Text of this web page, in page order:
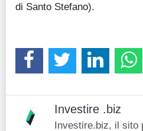
di Santo Stefano).
Investire .biz
Investire.biz, il sito